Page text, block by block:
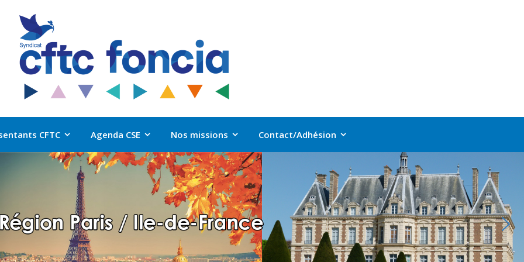
CFTC Agenda CSE Nos missions Contact/Adhésion